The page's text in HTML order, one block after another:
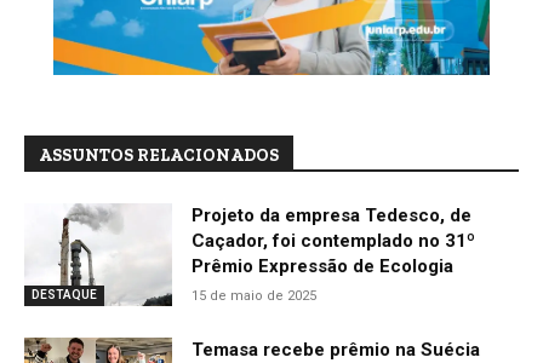
ASSUNTOS RELACIONADOS
DESTAQUE
Projeto da empresa Tedesco, de
Caçador, foi contemplado no 31º
Prêmio Expressão de Ecologia
15 de maio de 2025
Temasa recebe prêmio na Suécia